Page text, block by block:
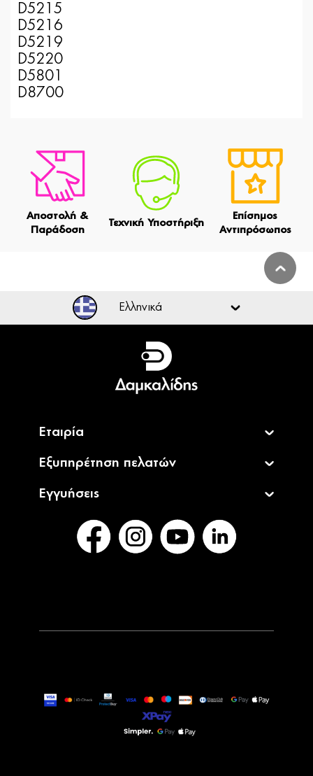
D5215
D5216
D5219
D5220
D5801
D8700
Αποστολή &
Παράδοση
Τεχνική Υποστήριξη
Επίσημος
Αντιπρόσωπος
Ελληνικά
Ελληνικά
English
Εταιρία
Εξυπηρέτηση πελατών
Εγγυήσεις